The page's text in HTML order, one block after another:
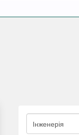
Інженерія